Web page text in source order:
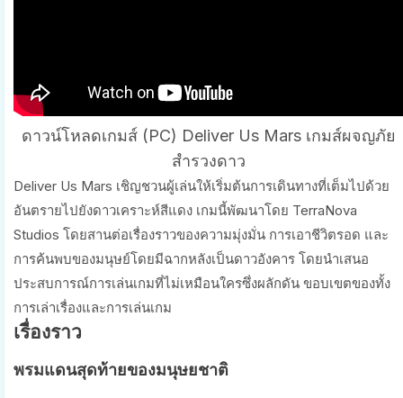
ดาวน์โหลดเกมส์ (PC) Deliver Us Mars เกมส์ผจญภัย
สำรวงดาว
Deliver Us Mars เชิญชวนผู้เล่นให้เริ่มต้นการเดินทางที่เต็มไปด้วย
อันตรายไปยังดาวเคราะห์สีแดง เกมนี้พัฒนาโดย TerraNova
Studios โดยสานต่อเรื่องราวของความมุ่งมั่น การเอาชีวิตรอด และ
การค้นพบของมนุษย์โดยมีฉากหลังเป็นดาวอังคาร โดยนำเสนอ
ประสบการณ์การเล่นเกมที่ไม่เหมือนใครซึ่งผลักดัน ขอบเขตของทั้ง
การเล่าเรื่องและการเล่นเกม
เรื่องราว
พรมแดนสุดท้ายของมนุษยชาติ